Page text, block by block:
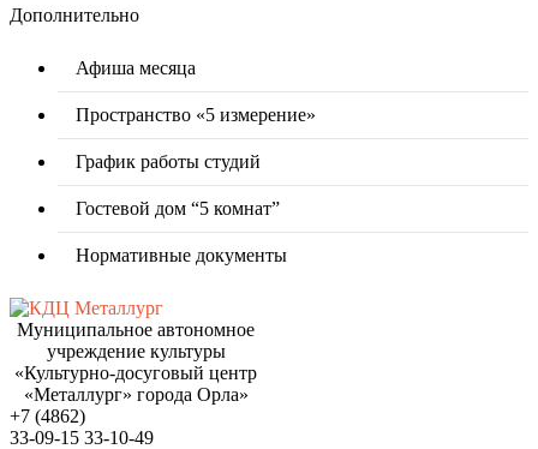
Дополнительно
Афиша месяца
Пространство «5 измерение»
График работы студий
Гостевой дом “5 комнат”
Нормативные документы
Муниципальное автономное
учреждение культуры
«Культурно-досуговый центр
«Металлург» города Орла»
+7 (4862)
33-09-15 33-10-49